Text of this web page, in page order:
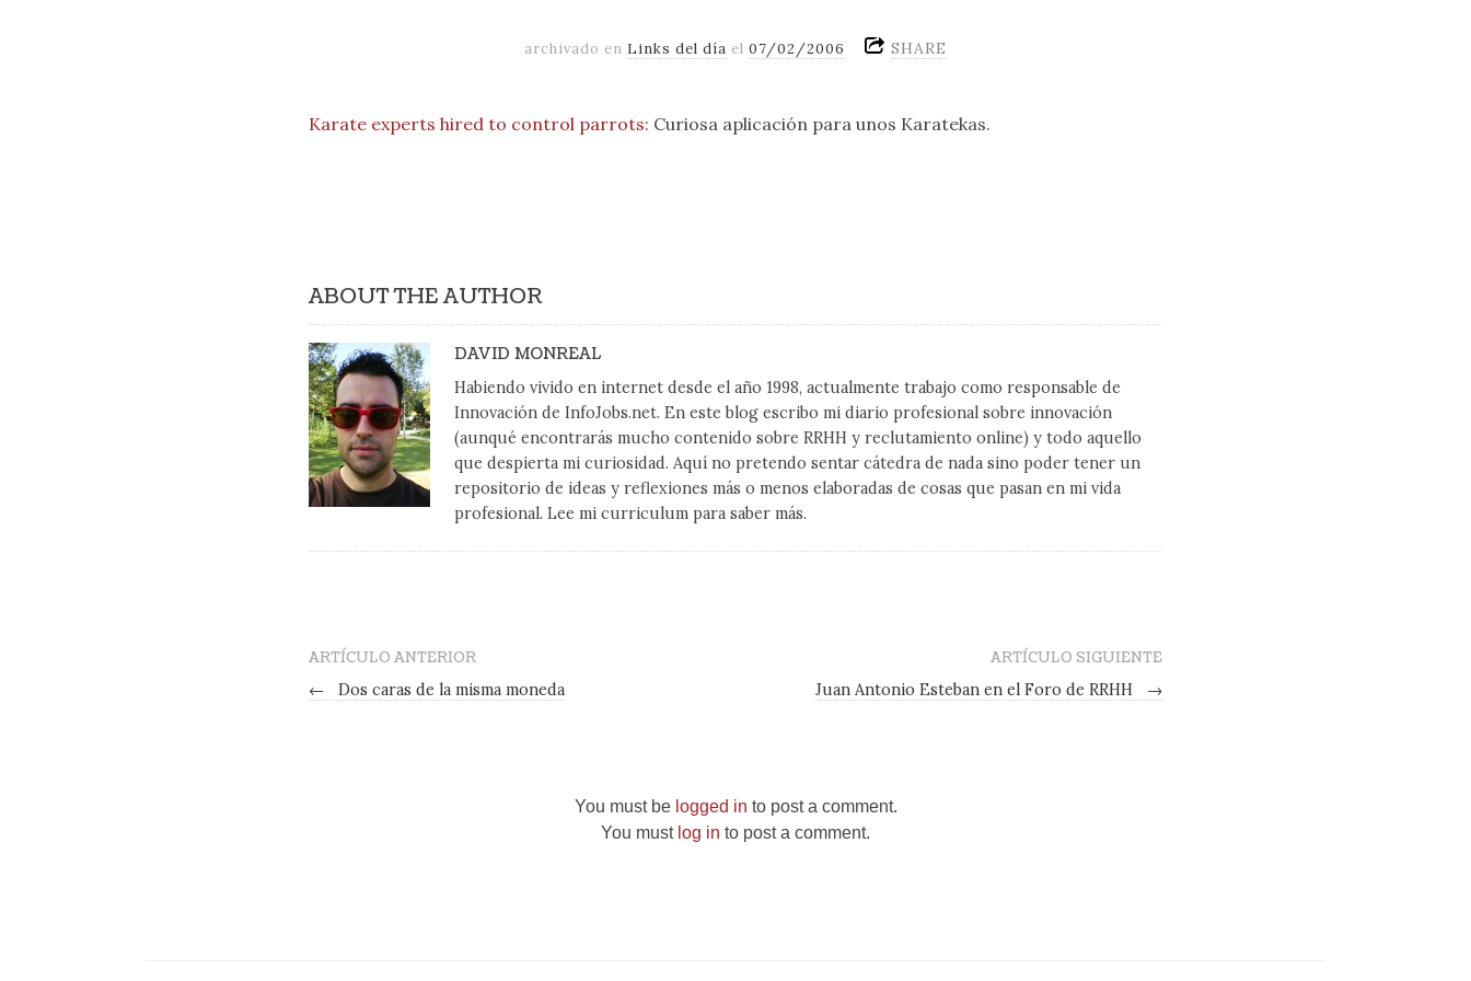
archivado en Links del día el 07/02/2006 SHARE
Karate experts hired to control parrots: Curiosa aplicación para unos Karatekas.
ABOUT THE AUTHOR
DAVID MONREAL
Habiendo vivido en internet desde el año 1998, actualmente trabajo como responsable de
Innovación de InfoJobs.net. En este blog escribo mi diario profesional sobre innovación
(aunqué encontrarás mucho contenido sobre RRHH y reclutamiento online) y todo aquello
que despierta mi curiosidad. Aquí no pretendo sentar cátedra de nada sino poder tener un
repositorio de ideas y reflexiones más o menos elaboradas de cosas que pasan en mi vida
profesional. Lee mi curriculum para saber más.
ARTÍCULO ANTERIOR
←
Dos caras de la misma moneda
ARTÍCULO SIGUIENTE
Juan Antonio Esteban en el Foro de RRHH
→
You must be logged in to post a comment.
You must log in to post a comment.